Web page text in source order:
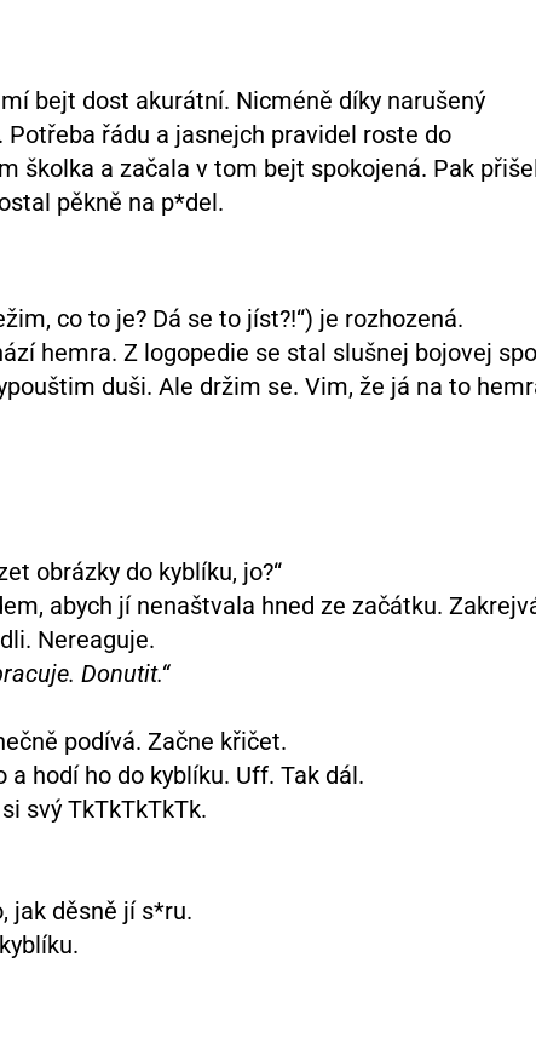
bejt dost akurátní. Nicméně díky narušený
řádu a jasnejch pravidel roste do
školka a začala v tom bejt spokojená. Pak
pěkně na p*del.
co to je? Dá se to jíst?!“) je rozhozená.
hemra. Z logopedie se stal slušnej bojovej
duši. Ale držim se. Vim, že já na to
obrázky do kyblíku, jo?“
abych jí nenaštvala hned ze začátku.
Nereaguje.
Donutit.“
podívá. Začne křičet.
a hodí ho do kyblíku. Uff. Tak dál.
svý TkTkTkTkTk.
jak děsně jí s*ru.